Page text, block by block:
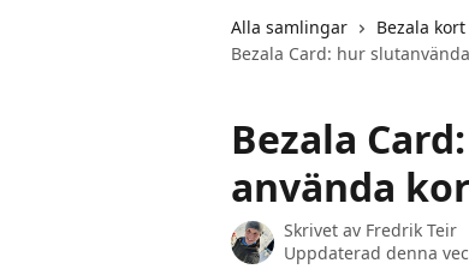
Alla samlingar
Bezala kort
Bezala Card: hur
Bezala
använda
Skrivet av Fredrik Teir
Uppdaterad denna